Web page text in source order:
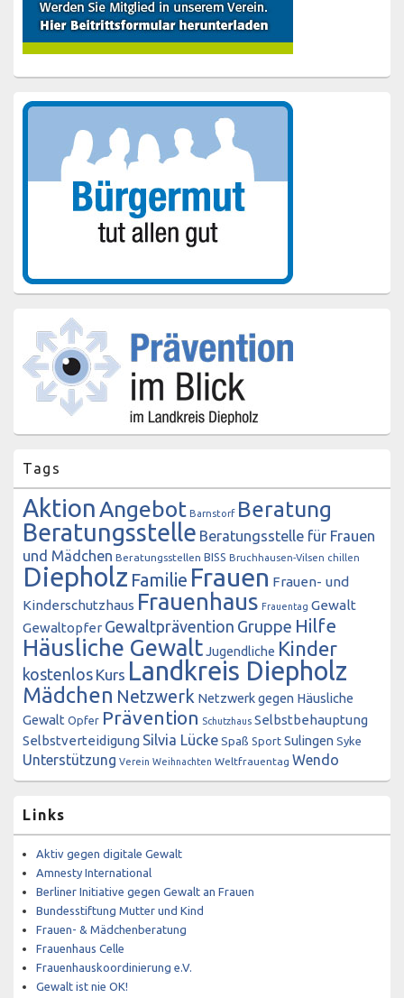
Tags
AktionAngebot Barnstorf Beratung
Beratungsstelle Beratungsstelle für Frauen
und Mädchen Beratungsstellen BISS Bruchhausen-Vilsen chillen
Diepholz Familie Frauen Frauen- und
Kinderschutzhaus Frauenhaus Frauentag Gewalt
Gewaltopfer Gewaltprävention Gruppe Hilfe
Häusliche GewaltJugendliche Kinder
kostenlos Kurs Landkreis Diepholz
Mädchen Netzwerk Netzwerk gegen Häusliche
Gewalt Opfer Prävention Schutzhaus Selbstbehauptung
Selbstverteidigung Silvia Lücke Spaß Sport Sulingen Syke
Unterstützung Verein Weihnachten Weltfrauentag Wendo
Links
Aktiv gegen digitale Gewalt
Amnesty International
Berliner Initiative gegen Gewalt an Frauen
Bundesstiftung Mutter und Kind
Frauen- & Mädchenberatung
Frauenhaus Celle
Frauenhauskoordinierung e.V.
Gewalt ist nie OK!